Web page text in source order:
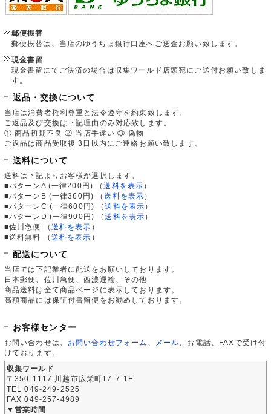
郵便振替
郵便振替は、当店のゆうちょ銀行口座へご送金お願い致します。
現金書留
現金書留にてご決済の場合は収集ワールド店頭宛にご送付お願い致しま
す。
返品・交換について
当店は消費者権利尊重と法令遵守を約束致します。
ご返品及び交換は下記理由のみ対応致します。
① 商品初期不良 ② 当店手違い ③ 偽物
ご返品は商品受取後 3日以内にご連絡お願い致します。
送料について
送料は下記よりお客様が選択します。
■パターンA (一律200円)
（送料を表示 ）
■パターンB (一律360円)
（送料を表示 ）
■パターンC (一律600円)
（送料を表示 ）
■パターンD (一律900円)
（送料を表示 ）
■佐川急便
（ 送料を表示 ）
■送料無料
（ 送料を表示 ）
配送について
当店では下記業者に配送をお願いしております。
日本郵便、佐川急便、西濃運輸、その他
商品送料は全て商品ページに表示しております。
高額商品には保証付書留便をお勧めしております。
お客様センター
お問い合わせは、 お問い合わせフォーム メール 、お電話、FAXで受け付
けております。
収集ワールド
〒350-1117 川越市広栄町17-7-1F
TEL 049-249-2525
FAX 049-257-4989
▼営業時間